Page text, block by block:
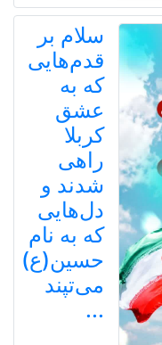
سلام بر
قدم‌هایی
که به
عشق
کربلا
راهی
شدند و
دل‌هایی
که به نام
حسین(ع)
می‌تپند
...